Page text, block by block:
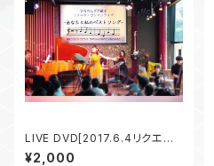
LIVE DVD[2017.6.4リクエスト
ワンマンライブ]
¥2,000